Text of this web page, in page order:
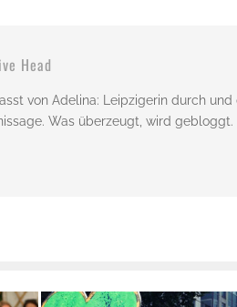
Head
von Adelina: Leipzigerin durch
Was überzeugt, wird gebloggt.